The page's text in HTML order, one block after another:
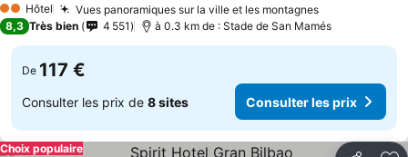
2 Étoiles
Hôtel Vues panoramiques sur la ville et les montagnes
8,3 Très bien 4 551 à 0.3 km de : Stade de San Mamés
De 117 €
Consulter les prix de 8 sites Consulter les prix
Choix populaire